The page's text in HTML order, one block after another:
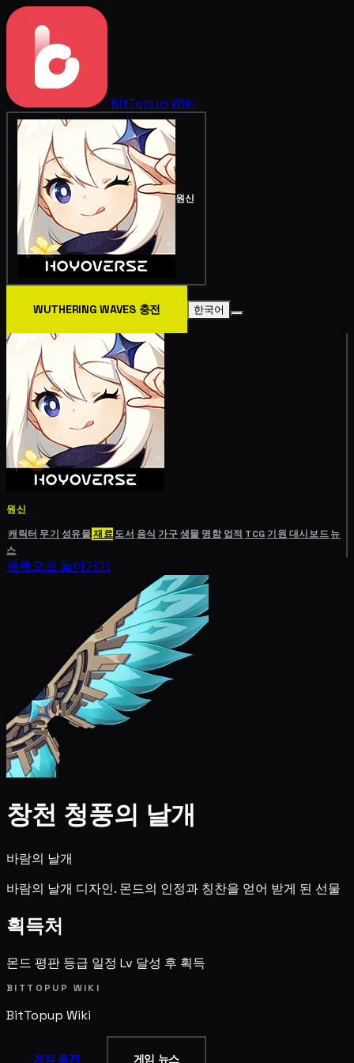
BitTopup Wiki
원신
WUTHERING WAVES 충전 한국어
원신
캐릭터 무기 성유물재료도서 음식 가구생물 명함 업적 TCG기원 대시보드뉴
스
목록으로 돌아가기
창천 청풍의 날개
바람의 날개
바람의 날개 디자인. 몬드의 인정과 칭찬을 얻어 받게 된 선물
획득처
몬드 평판 등급 일정 Lv 달성 후 획득
BITTOPUP WIKI
BitTopup Wiki
게임 충전 게임 뉴스